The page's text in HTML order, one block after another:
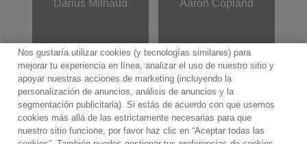
Darius Milhaud Aaron Copland
Contacto Boletin informativo
Términos de Uso
Política de Privacidad
Mapa web Política de cookies
Nos gustaría utilizar cookies (y tecnologías similares) para
mejorar tu experiencia en línea, analizar el uso de nuestro sitio y
apoyar nuestras acciones de marketing (incluyendo la
personalización de anuncios, análisis de anuncios y la
segmentación publicitaria). Si estás de acuerdo con que usemos
cookies más allá de las estrictamente necesarias para que
nuestro sitio funcione, por favor haz clic en “Aceptar todas las